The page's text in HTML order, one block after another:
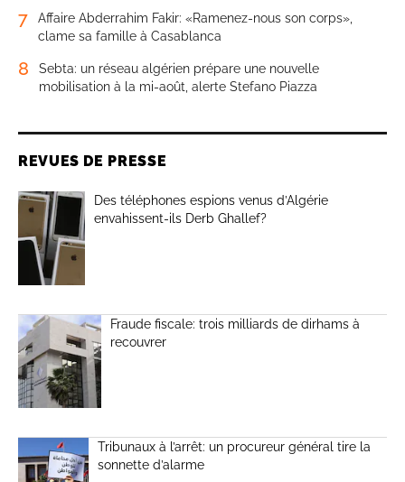
7
Affaire Abderrahim Fakir: «Ramenez-nous son corps»,
clame sa famille à Casablanca
8
Sebta: un réseau algérien prépare une nouvelle
mobilisation à la mi-août, alerte Stefano Piazza
REVUES DE PRESSE
Des téléphones espions venus d’Algérie
envahissent-ils Derb Ghallef?
Fraude fiscale: trois milliards de dirhams à
recouvrer
Tribunaux à l’arrêt: un procureur général tire la
sonnette d’alarme